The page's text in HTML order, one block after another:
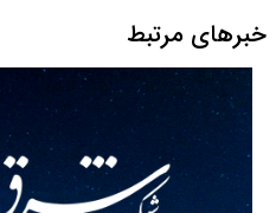
خبرهای مرتبط